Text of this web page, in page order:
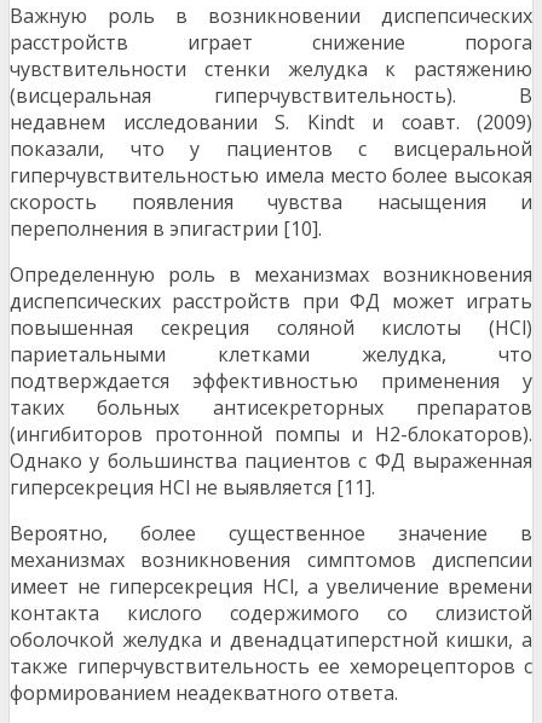
Важную роль в возникновении диспепсических
расстройств играет снижение порога
чувствительности стенки желудка к растяжению
(висцеральная гиперчувствительность). В
недавнем исследовании S. Kindt и соавт. (2009)
показали, что у пациентов с висцеральной
гиперчувствительностью имела место более высокая
скорость появления чувства насыщения и
переполнения в эпигастрии [10].
Определенную роль в механизмах возникновения
диспепсических расстройств при ФД может играть
повышенная секреция соляной кислоты (HCl)
париетальными клетками желудка, что
подтверждается эффективностью применения у
таких больных антисекреторных препаратов
(ингибиторов протонной помпы и Н2-блокаторов).
Однако у большинства пациентов с ФД выраженная
гиперсекреция HCl не выявляется [11].
Вероятно, более существенное значение в
механизмах возникновения симптомов диспепсии
имеет не гиперсекреция HCl, а увеличение времени
контакта кислого содержимого со слизистой
оболочкой желудка и двенадцатиперстной кишки, а
также гиперчувствительность ее хеморецепторов с
формированием неадекватного ответа.